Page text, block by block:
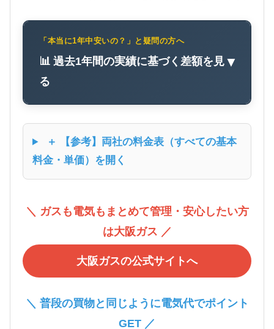
「本当に1年中安いの？」と疑問の方へ
📊 過去1年間の実績に基づく差額を見
る
▼
＋ 【参考】両社の料金表（すべての基本
料金・単価）を開く
＼ ガスも電気もまとめて管理・安心したい方
は大阪ガス ／
大阪ガスの公式サイトへ
＼ 普段の買物と同じように電気代でポイント
GET ／